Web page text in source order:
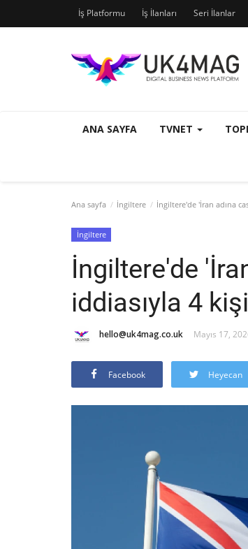
İş Platformu İş İlanları Seri İlanlar
ANA SAYFA TVNET
Ana sayfa İngiltere İngiltere'de 'İran adına
İngiltere
İngiltere'de
iddiasıyla 4
hello@uk4mag.co.uk Mayıs 17,
Facebook Heyecan